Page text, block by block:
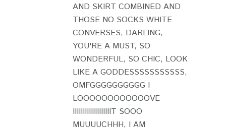
AND SKIRT COMBINED AND
THOSE NO SOCKS WHITE
CONVERSES, DARLING,
YOU'RE A MUST, SO
WONDERFUL, SO CHIC, LOOK
LIKE A GODDESSSSSSSSSSS,
OMFGGGGGGGGGG I
LOOOOOOOOOOOOVE
IIIIIIIIIIIIIIIIIIIT SOOO
MUUUUCHHH, I AM